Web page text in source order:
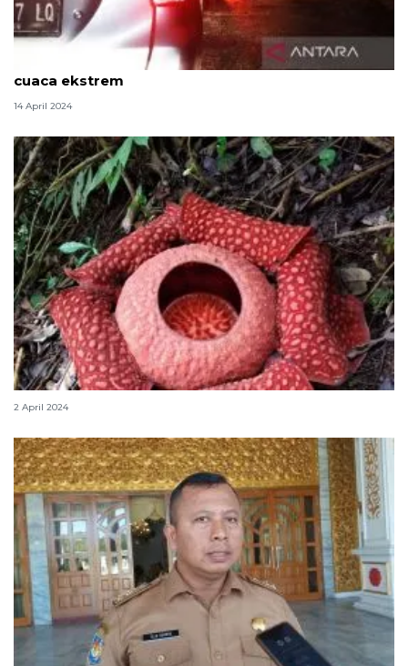
BMKG sarankan masyarakat tunda perjalanan bila
cuaca ekstrem
14 April 2024
Tiga bunga Rafflesia mekar di Agam jelang Idul Fitri
2 April 2024